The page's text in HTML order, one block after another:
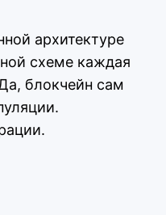
архитектуре
схеме каждая
блокчейн сам